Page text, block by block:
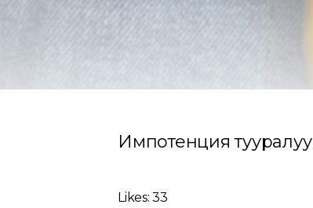
Импотенция тууралуу
Likes: 33